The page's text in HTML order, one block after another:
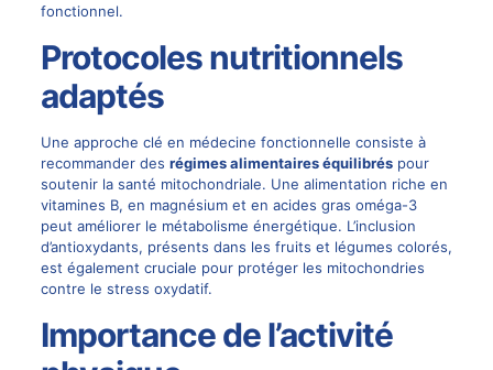
fonctionnel.
Protocoles nutritionnels
adaptés
Une approche clé en médecine fonctionnelle consiste à
recommander des régimes alimentaires équilibréspour
soutenir la santé mitochondriale. Une alimentation riche en
vitamines B, en magnésium et en acides gras oméga-3
peut améliorer le métabolisme énergétique. L’inclusion
d’antioxydants, présents dans les fruits et légumes colorés,
est également cruciale pour protéger les mitochondries
contre le stress oxydatif.
Importance de l’activité